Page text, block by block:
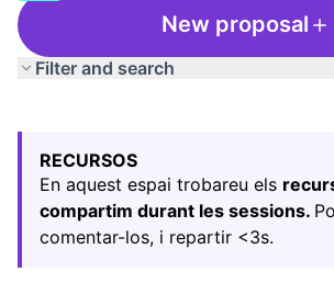
New proposal
Filter and search
−
RECURSOS
En aquest espai trobareu els
compartim durant les sessions.
comentar-los, i repartir <3s.